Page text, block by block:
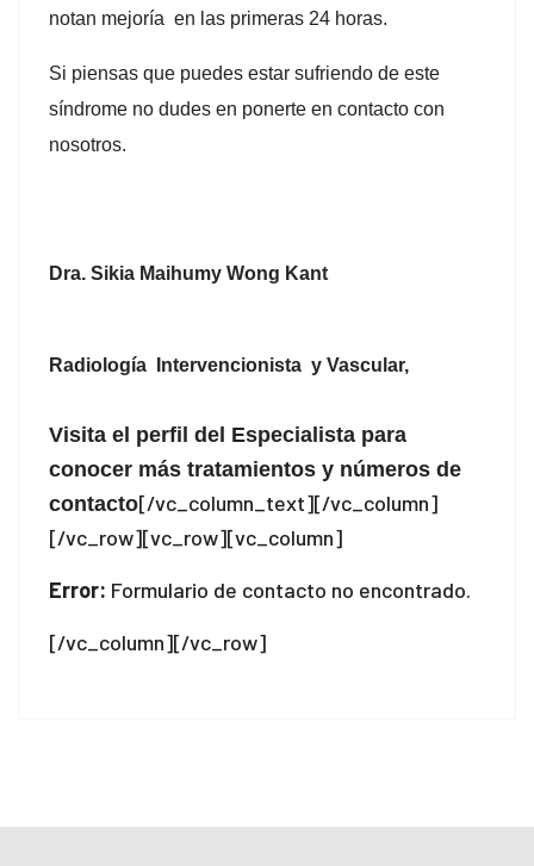
notan mejoría en las primeras 24 horas.
Si piensas que puedes estar sufriendo de este
síndrome no dudes en ponerte en contacto con
nosotros.
Dra. Sikia Maihumy Wong Kant
Radiología Intervencionista y Vascular,
Visita el perfil del Especialista para
conocer más tratamientos y números de
contacto[/vc_column_text][/vc_column]
[/vc_row][vc_row][vc_column]
Error: Formulario de contacto no encontrado.
[/vc_column][/vc_row]